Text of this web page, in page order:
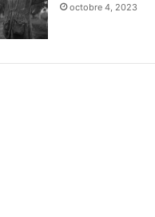
octobre 4, 2023